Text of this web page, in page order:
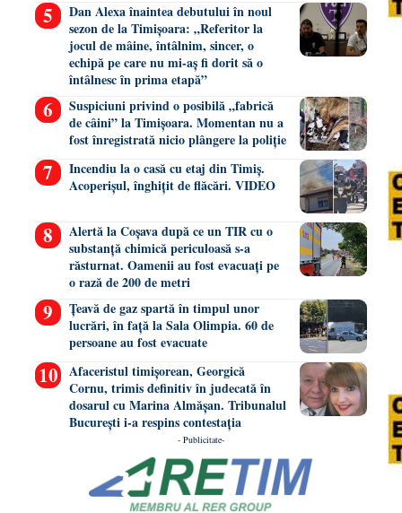
Dan Alexa înaintea debutului în noul
sezon de la Timișoara: „Referitor la
jocul de mâine, întâlnim, sincer, o
echipă pe care nu mi-aș fi dorit să o
întâlnesc în prima etapă”
Suspiciuni privind o posibilă „fabrică
de câini” la Timișoara. Momentan nu a
fost înregistrată nicio plângere la poliție
Incendiu la o casă cu etaj din Timiș.
Acoperișul, înghițit de flăcări. VIDEO
Alertă la Coșava după ce un TIR cu o
substanță chimică periculoasă s-a
răsturnat. Oamenii au fost evacuați pe
o rază de 200 de metri
Țeavă de gaz spartă în timpul unor
lucrări, în față la Sala Olimpia. 60 de
persoane au fost evacuate
Afaceristul timișorean, Georgică
Cornu, trimis definitiv în judecată în
dosarul cu Marina Almășan. Tribunalul
București i-a respins contestația
- Publicitate-